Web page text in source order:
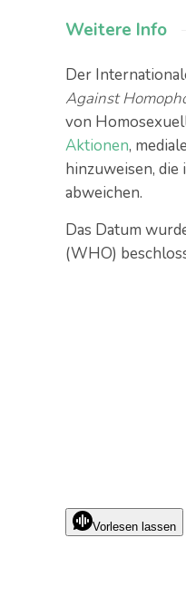
Weitere Info
Der
Against
von
Aktionen,
hinzuweisen, die
abweichen.
Das Datum
(WHO)
Vorlesen lassen